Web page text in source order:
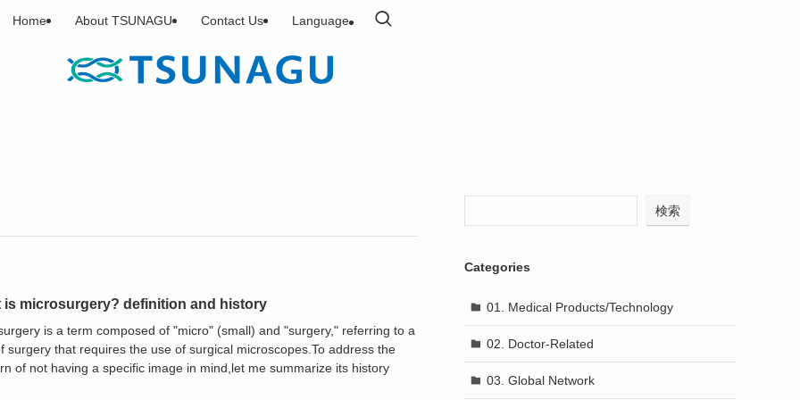
Home About TSUNAGU Contact Us Language
is microsurgery? definition and history
is a term composed of "micro" (small) and "surgery," referring to a
surgery that requires the use of surgical microscopes.To address the
of not having a specific image in mind,let me summarize its history
検索
Categories
01. Medical Products/Technology
02. Doctor-Related
03. Global Network